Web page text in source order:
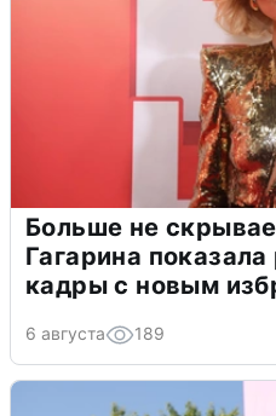
Больше не
Гагарина
кадры с новым
6 августа 189